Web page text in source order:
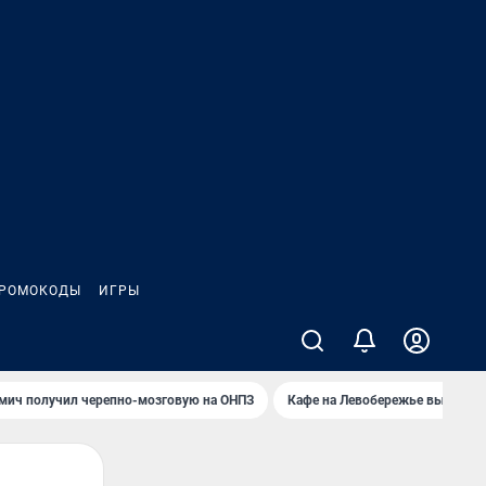
ИГРЫ
получил черепно-мозговую на ОНПЗ Кафе на Левобережье